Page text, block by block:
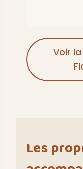
Voir
Les